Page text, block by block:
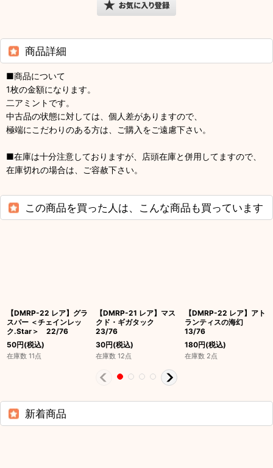
商品詳細
■商品について
1枚の金額になります。
二アミントです。
中古品の状態に対しては、個人差がありますので、
極端にこだわりのある方は、ご購入をご遠慮下さい。
■在庫は十分注意しておりますが、店頭在庫と併用してますので、
在庫切れの場合は、ご容赦下さい。
この商品を買った人は、こんな商品も買っています
【DMRP-22 レア】グラ
スパー ＜チェインレッ
ク.Star＞ 22/76
50円(税込)
在庫数 11点
【DMRP-21 レア】マス
クド・ギガタック
23/76
30円(税込)
在庫数 12点
【DMRP-22 レア】アト
ランティスの海幻
13/76
180円(税込)
在庫数 2点
新着商品